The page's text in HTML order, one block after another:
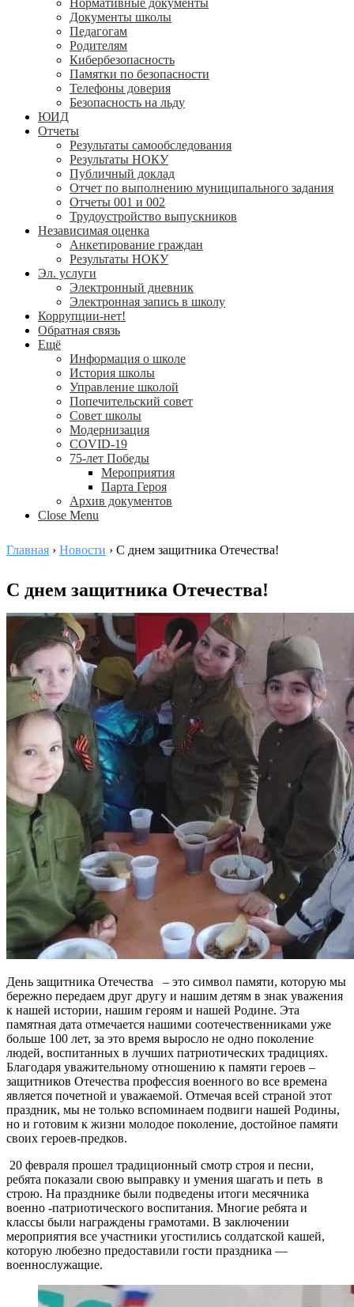
Нормативные документы
Документы школы
Педагогам
Родителям
Кибербезопасность
Памятки по безопасности
Телефоны доверия
Безопасность на льду
ЮИД
Отчеты
Результаты самообследования
Результаты НОКУ
Публичный доклад
Отчет по выполнению муниципального задания
Отчеты 001 и 002
Трудоустройство выпускников
Независимая оценка
Анкетирование граждан
Результаты НОКУ
Эл. услуги
Электронный дневник
Электронная запись в школу
Коррупции-нет!
Обратная связь
Ещё
Информация о школе
История школы
Управление школой
Попечительский совет
Совет школы
Модернизация
COVID-19
75-лет Победы
Мероприятия
Парта Героя
Архив документов
Close Menu
Главная › Новости › С днем защитника Отечества!
С днем защитника Отечества!
День защитника Отечества – это символ памяти, которую мы
бережно передаем друг другу и нашим детям в знак уважения
к нашей истории, нашим героям и нашей Родине. Эта
памятная дата отмечается нашими соотечественниками уже
больше 100 лет, за это время выросло не одно поколение
людей, воспитанных в лучших патриотических традициях.
Благодаря уважительному отношению к памяти героев –
защитников Отечества профессия военного во все времена
является почетной и уважаемой. Отмечая всей страной этот
праздник, мы не только вспоминаем подвиги нашей Родины,
но и готовим к жизни молодое поколение, достойное памяти
своих героев-предков.
20 февраля прошел традиционный смотр строя и песни,
ребята показали свою выправку и умения шагать и петь в
строю. На празднике были подведены итоги месячника
военно -патриотического воспитания. Многие ребята и
классы были награждены грамотами. В заключении
мероприятия все участники угостились солдатской кашей,
которую любезно предоставили гости праздника —
военнослужащие.